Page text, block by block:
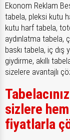
Ekonom Reklam
tabela, pleksi kutu
kutu harf tabela,
aydınlatma tabela,
baskı tabela, iç dış
giydirme, akıllı
sizelere avantajlı
sizlere
fiyatlarla